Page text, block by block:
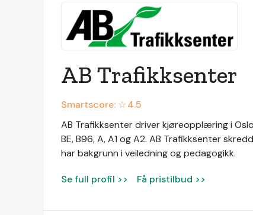
AB Trafikksenter
Smartscore: ☆4.5
AB Trafikksenter driver kjøreopplæring i
BE, B96, A, A1 og A2. AB Trafikksenter
har bakgrunn i veiledning og pedagogikk.
Se full profil >> Få pristilbud >>